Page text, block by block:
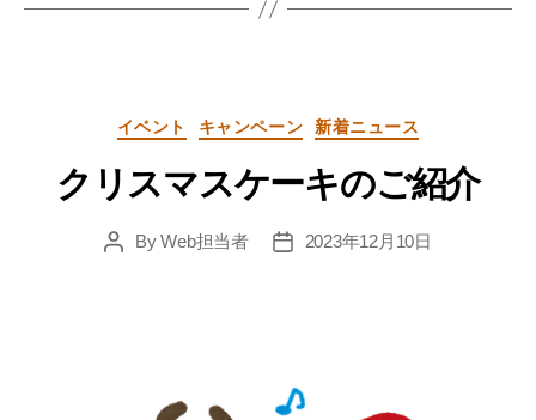
Categories
イベント キャンペーン 新着ニュース
クリスマスケーキのご紹介
PostByWeb担当者
Post2023年12月10日